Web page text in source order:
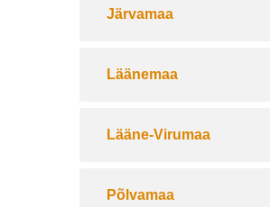
Järvamaa
Läänemaa
Lääne-Virumaa
Põlvamaa